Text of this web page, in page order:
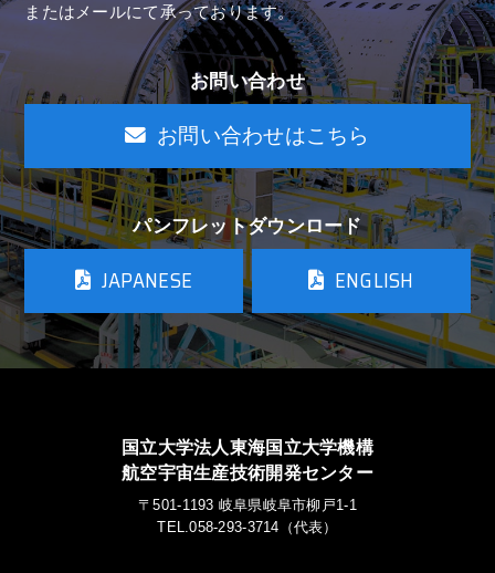
またはメールにて承っております。
お問い合わせ
お問い合わせはこちら
パンフレットダウンロード
JAPANESE ENGLISH
国立大学法人東海国立大学機構
航空宇宙生産技術開発センター
〒501-1193 岐阜県岐阜市柳戸1-1
TEL.058-293-3714（代表）